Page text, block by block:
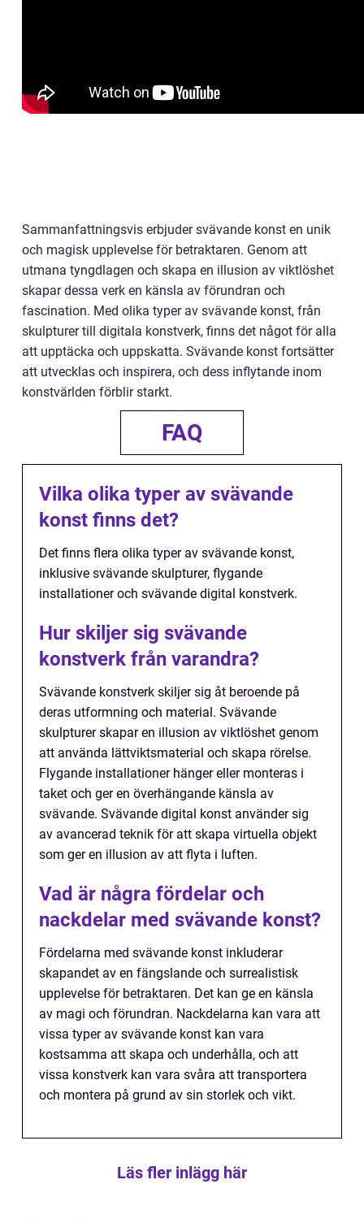
Sammanfattningsvis erbjuder svävande konst en unik
och magisk upplevelse för betraktaren. Genom att
utmana tyngdlagen och skapa en illusion av viktlöshet
skapar dessa verk en känsla av förundran och
fascination. Med olika typer av svävande konst, från
skulpturer till digitala konstverk, finns det något för alla
att upptäcka och uppskatta. Svävande konst fortsätter
att utvecklas och inspirera, och dess inflytande inom
konstvärlden förblir starkt.
FAQ
Vilka olika typer av svävande
konst finns det?
Det finns flera olika typer av svävande konst,
inklusive svävande skulpturer, flygande
installationer och svävande digital konstverk.
Hur skiljer sig svävande
konstverk från varandra?
Svävande konstverk skiljer sig åt beroende på
deras utformning och material. Svävande
skulpturer skapar en illusion av viktlöshet genom
att använda lättviktsmaterial och skapa rörelse.
Flygande installationer hänger eller monteras i
taket och ger en överhängande känsla av
svävande. Svävande digital konst använder sig
av avancerad teknik för att skapa virtuella objekt
som ger en illusion av att flyta i luften.
Vad är några fördelar och
nackdelar med svävande konst?
Fördelarna med svävande konst inkluderar
skapandet av en fängslande och surrealistisk
upplevelse för betraktaren. Det kan ge en känsla
av magi och förundran. Nackdelarna kan vara att
vissa typer av svävande konst kan vara
kostsamma att skapa och underhålla, och att
vissa konstverk kan vara svåra att transportera
och montera på grund av sin storlek och vikt.
Läs fler inlägg här